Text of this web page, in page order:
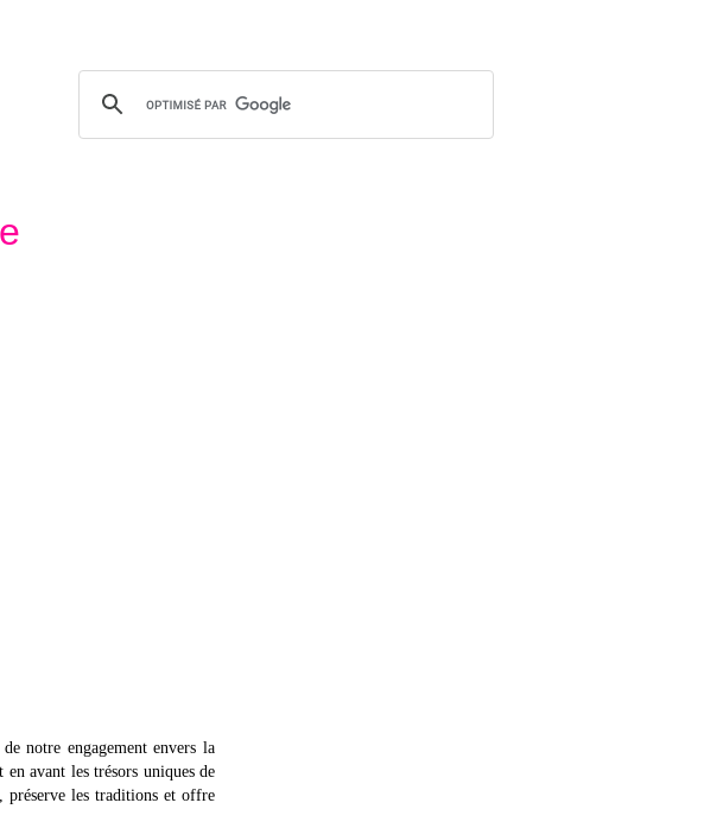
notre engagement envers la
avant les trésors uniques de
préserve les traditions et offre